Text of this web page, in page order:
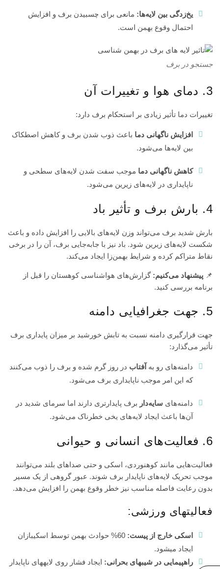
یخ‌زدگی بین لایه‌ها: مانعی برای چسبیدن برف و افزایش
احتمال وقوع بهمن است.
جستجو در برف
3. دمای هوا و تغییرات آن
تغییرات دما تأثیر زیادی بر استحکام برف دارد:
افزایش ناگهانی دما باعث ذوب شدن برف و کاهش اصطکاک
بین لایه‌ها می‌شود.
کاهش ناگهانی دما موجب سفت شدن لایه‌های سطحی و
ناپایداری در لایه‌های زیرین می‌شود.
4. بارش برف و تأثیر باد
بارش شدید برف می‌تواند وزن لایه‌های بالایی را افزایش داده و باعث
شکست لایه‌های زیرین شود. باد نیز با جا‌به‌جایی برف، آن را در برخی
نقاط متراکم کرده و شرایط بهمن‌زا ایجاد می‌کند.
📌 پیشنهاد می‌کنیم: گزارش‌های هواشناسی کوهستان را قبل از
برنامه بررسی کنید.
5. جهت جغرافیایی دامنه
جهت قرارگیری دامنه نسبت به تابش خورشید بر میزان پایداری برف
تأثیر می‌گذارد:
دامنه‌های رو به آفتاب در روز گرم شده و برف را ذوب می‌کنند
که این امر موجب ناپایداری برف می‌شود.
دامنه‌های سایه‌دار برف پایدارتری دارند اما سرمای شدید در
آن‌ها باعث ایجاد لایه‌های یخی خطرناک می‌شود.
6. فعالیت‌های انسانی و حیوانی
فعالیت‌هایی مانند کوهنوردی، اسکی و حتی صداهای بلند می‌توانند
موجب تحریک لایه‌های ناپایدار برف شوند. عبور گروهی از یک مسیر
بدون رعایت فاصله مناسب نیز خطر وقوع بهمن را افزایش می‌دهد.
فعالیتهای ورزشی:
اسکی خارج از پیست:
60% حوادث بهمن توسط اسکیبازان
ایجاد میشود.
راهپیمایی در شیبهای بحرانی: ایجاد فشار روی لایههای ناپایدار